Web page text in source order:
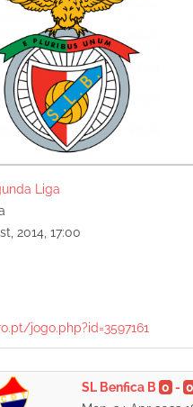
Liga
2014, 17:00
jogo.php?id=3597161
SL Benfica B 0 - 0